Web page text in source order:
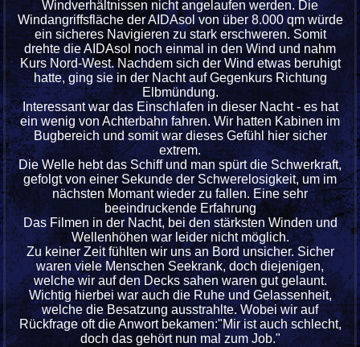
Windverhältnissen nicht angelaufen werden. Die
Windangriffsfläche der AIDAsol von über 8.000 qm würde
ein sicheres Navigieren zu stark erschweren. Somit
drehte die AIDAsol noch einmal in den Wind und nahm
Kurs Nord-West. Nachdem sich der Wind etwas beruhigt
hatte, ging sie in der Nacht auf Gegenkurs Richtung
Elbmündung.
Interessant war das Einschlafen in dieser Nacht - es hat
ein wenig von Achterbahn fahren. Wir hatten Kabinen im
Bugbereich und somit war dieses Gefühl hier sicher
extrem.
Die Welle hebt das Schiff und man spürt die Schwerkraft,
gefolgt von einer Sekunde der Schwerelosigkeit, um im
nächsten Momant wieder zu fallen. Eine sehr
beeindruckende Erfahrung
DasFilmen in der Nacht, bei den stärksten Winden und
Wellenhöhen war leider nicht möglich.
Zu keiner Zeit fühlten wir uns an Bord unsicher. Sicher
waren viele Menschen Seekrank, doch diejenigen,
welche wir auf den Decks sahen waren gut gelaunt.
Wichtig hierbei war auch die Ruhe und Gelassenheit,
welche die Besatzung ausstrahlte. Wobei wir auf
Rückfrage oft die Anwort bekamen:"Mir ist auch schlecht,
doch das gehört nun mal zum Job."